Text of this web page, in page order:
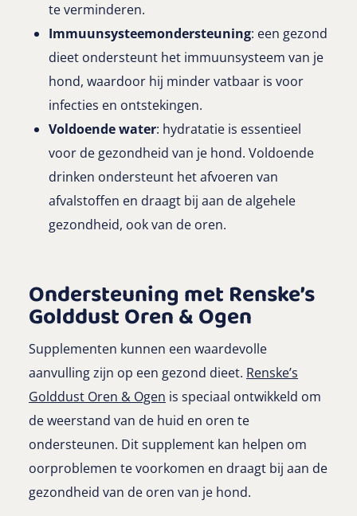
te verminderen.
Immuunsysteemondersteuning: een gezond
dieet ondersteunt het immuunsysteem van je
hond, waardoor hij minder vatbaar is voor
infecties en ontstekingen.
Voldoende water: hydratatie is essentieel
voor de gezondheid van je hond. Voldoende
drinken ondersteunt het afvoeren van
afvalstoffen en draagt bij aan de algehele
gezondheid, ook van de oren.
Ondersteuning met Renske’s
Golddust Oren & Ogen
Supplementen kunnen een waardevolle
aanvulling zijn op een gezond dieet. Renske’s
Golddust Oren & Ogen is speciaal ontwikkeld om
de weerstand van de huid en oren te
ondersteunen. Dit supplement kan helpen om
oorproblemen te voorkomen en draagt bij aan de
gezondheid van de oren van je hond.